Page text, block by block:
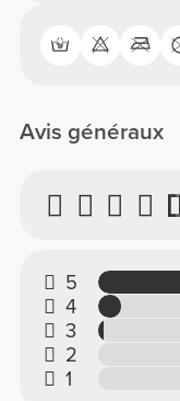
Avis généraux
5
4
3
2
1